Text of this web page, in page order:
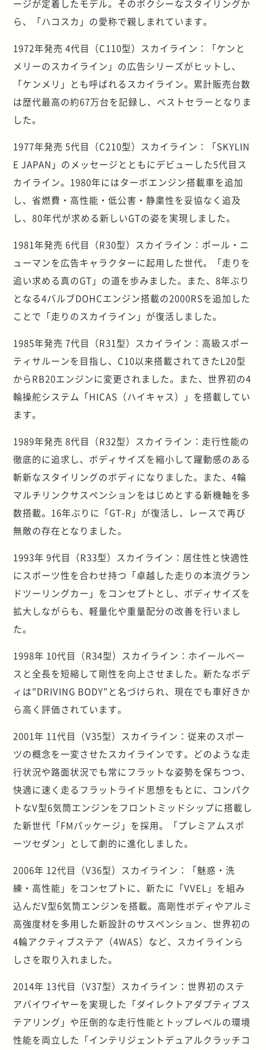
ージが定着したモデル。そのボクシーなスタイリングか
ら、「ハコスカ」の愛称で親しまれています。
1972年発売 4代目（C110型）スカイライン：「ケンと
メリーのスカイライン」の広告シリーズがヒットし、
「ケンメリ」とも呼ばれるスカイライン。累計販売台数
は歴代最高の約67万台を記録し、ベストセラーとなりま
した。
1977年発売 5代目（C210型）スカイライン：「SKYLIN
E JAPAN」のメッセージとともにデビューした5代目ス
カイライン。1980年にはターボエンジン搭載車を追加
し、省燃費・高性能・低公害・静粛性を妥協なく追及
し、80年代が求める新しいGTの姿を実現しました。
1981年発売 6代目（R30型）スカイライン：ポール・ニ
ューマンを広告キャラクターに起用した世代。「走りを
追い求める真のGT」の道を歩みました。また、8年ぶり
となる4バルブDOHCエンジン搭載の2000RSを追加した
ことで「走りのスカイライン」が復活しました。
1985年発売 7代目（R31型）スカイライン：高級スポー
ティサルーンを目指し、C10以来搭載されてきたL20型
からRB20エンジンに変更されました。また、世界初の4
輪操舵システム「HICAS（ハイキャス）」を搭載してい
ます。
1989年発売 8代目（R32型）スカイライン：走行性能の
徹底的に追求し、ボディサイズを縮小して躍動感のある
斬新なスタイリングのボディになりました。また、4輪
マルチリンクサスペンションをはじめとする新機軸を多
数搭載。16年ぶりに「GT-R」が復活し、レースで再び
無敵の存在となりました。
1993年 9代目（R33型）スカイライン：居住性と快適性
にスポーツ性を合わせ持つ「卓越した走りの本流グラン
ドツーリングカー」をコンセプトとし、ボディサイズを
拡大しながらも、軽量化や重量配分の改善を行いまし
た。
1998年 10代目（R34型）スカイライン：ホイールベー
スと全長を短縮して剛性を向上させました。新たなボデ
ィは"DRIVING BODY"と名づけられ、現在でも車好きか
ら高く評価されています。
2001年 11代目（V35型）スカイライン：従来のスポー
ツの概念を一変させたスカイラインです。どのような走
行状況や路面状況でも常にフラットな姿勢を保ちつつ、
快適に速く走るフラットライド思想をもとに、コンパク
トなV型6気筒エンジンをフロントミッドシップに搭載し
た新世代「FMパッケージ」を採用。「プレミアムスポ
ーツセダン」として劇的に進化しました。
2006年 12代目（V36型）スカイライン：「魅惑・洗
練・高性能」をコンセプトに、新たに「VVEL」を組み
込んだV型6気筒エンジンを搭載。高剛性ボディやアルミ
高強度材を多用した新設計のサスペンション、世界初の
4輪アクティブステア（4WAS）など、スカイラインら
しさを取り入れました。
2014年 13代目（V37型）スカイライン：世界初のステ
アバイワイヤーを実現した「ダイレクトアダプティブス
テアリング」や圧倒的な走行性能とトップレベルの環境
性能を両立した「インテリジェントデュアルクラッチコ